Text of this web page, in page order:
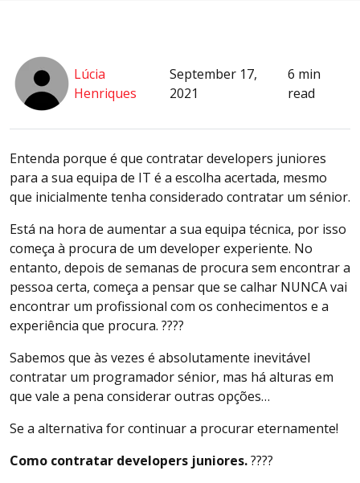
Lúcia
Henriques
September 17,
2021
6 min
read
Entenda porque é que contratar developers juniores
para a sua equipa de IT é a escolha acertada, mesmo
que inicialmente tenha considerado contratar um sénior.
Está na hora de aumentar a sua equipa técnica, por isso
começa à procura de um developer experiente. No
entanto, depois de semanas de procura sem encontrar a
pessoa certa, começa a pensar que se calhar NUNCA vai
encontrar um profissional com os conhecimentos e a
experiência que procura. ????
Sabemos que às vezes é absolutamente inevitável
contratar um programador sénior, mas há alturas em
que vale a pena considerar outras opções…
Se a alternativa for continuar a procurar eternamente!
Como contratar developers juniores.????